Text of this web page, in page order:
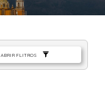
ABRIR FLITROS